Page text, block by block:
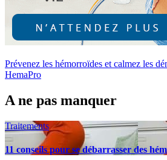
Prévenez les hémorroïdes et calmez les
HemaPro
A ne pas manquer
Traitements
11 conseils pour se débarrasser des